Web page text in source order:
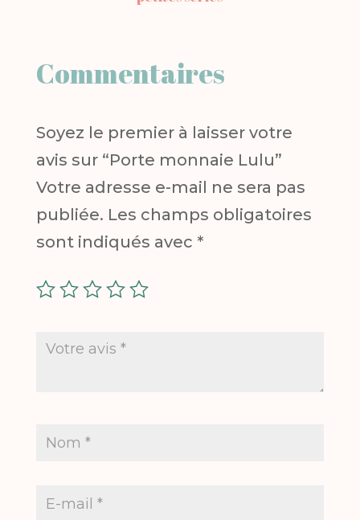
Commentaires
Soyez le premier à laisser votre
avis sur “Porte monnaie Lulu”
Votre adresse e-mail ne sera pas
publiée. Les champs obligatoires
sont indiqués avec *